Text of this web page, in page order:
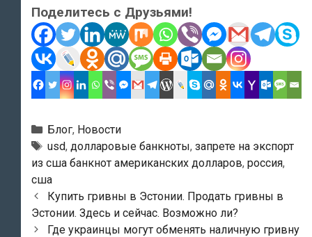
Поделитесь с Друзьями!
Рубрики
Блог, Новости
Тэги
usd, долларовые банкноты, запрете на экспорт
из сша банкнот американских долларов, россия,
сша
Навигация
по
записям
Купить гривны в Эстонии. Продать гривны в
Эстонии. Здесь и сейчас. Возможно ли?
Где украинцы могут обменять наличную гривну